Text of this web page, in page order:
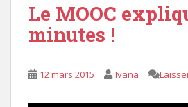
Le MOOC
minutes !
12 mars 2015 Ivana